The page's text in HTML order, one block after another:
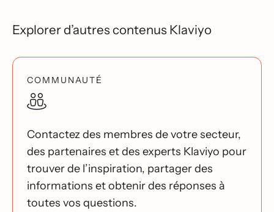
Explorer d’autres contenus Klaviyo
COMMUNAUTÉ
Contactez des membres de votre secteur,
des partenaires et des experts Klaviyo pour
trouver de l’inspiration, partager des
informations et obtenir des réponses à
toutes vos questions.